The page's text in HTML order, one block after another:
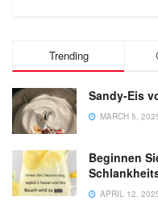
Trending
Sandy-Eis
MARCH 5,
Beginnen
APRIL 12,